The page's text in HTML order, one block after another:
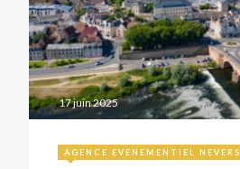
17 juin 2025
AGENCE EVENEMENTIEL NEVERS